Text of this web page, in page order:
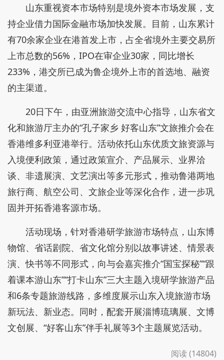
山东重视资本市场特别是境外资本市场发展，支
持企业借力国际金融市场加快发展。目前，山东累计
有70余家企业在港首发上市，占全省境外主要交易所
上市总数的56%，IPO在审企业30家，同比增长
233%，港交所已成为鲁企境外上市的首选地、融资
的主渠道。
20日下午，由亚洲旅游交流中心指导，山东省文
化和旅游厅主办的“孔子家乡 好客山东”文旅推介会在
香港维多利亚港举行。活动依托山东优质文旅资源与
入境便利政策，通过政策宣介、产品展示、业界洽
谈、非遗展演、文艺演出等多元形式，推动鲁港两地
旅行商、航空公司、文旅企业等深化合作，进一步巩
固并开拓香港客源市场。
活动现场，针对香港研学旅游市场特点，山东博
物馆、省话剧院、省文化馆分别以故事讲述、情景表
演、快书等不同形式，向与会嘉宾推介“国宝探秘”“跟
着课本游山东”“打卡山东”三大主题入境研学旅游产品
和6条专题旅游线路，多维度展示山东入境旅游市场
新玩法、新业态。同时，配套开展淄博琉璃展、文博
文创展、“好客山东”伴手礼展等3个主题展览活动。
阅读 (14804)